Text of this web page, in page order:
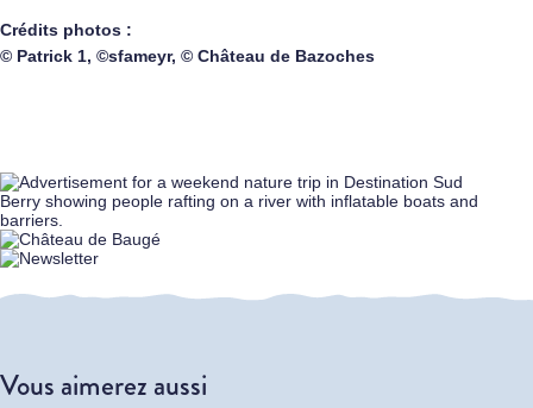
Crédits photos :
© Patrick 1, ©sfameyr, © Château de Bazoches
Vous aimerez aussi